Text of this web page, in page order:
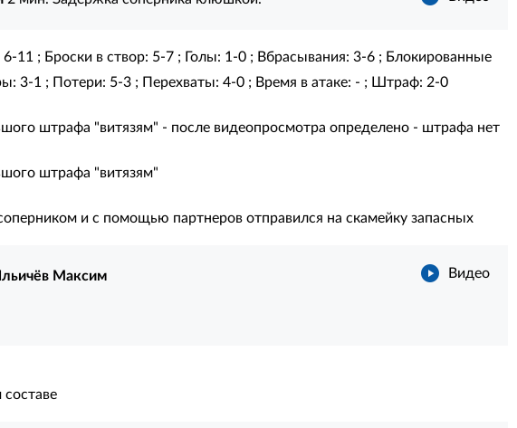
11 ; Броски в створ: 5-7 ; Голы: 1-0 ; Вбрасывания: 3-6 ; Блокированные
3-1 ; Потери: 5-3 ; Перехваты: 4-0 ; Время в атаке: - ; Штраф: 2-0
штрафа "витязям" - после видеопросмотра определено - штрафа нет
штрафа "витязям"
и с помощью партнеров отправился на скамейку запасных
Видео
Максим